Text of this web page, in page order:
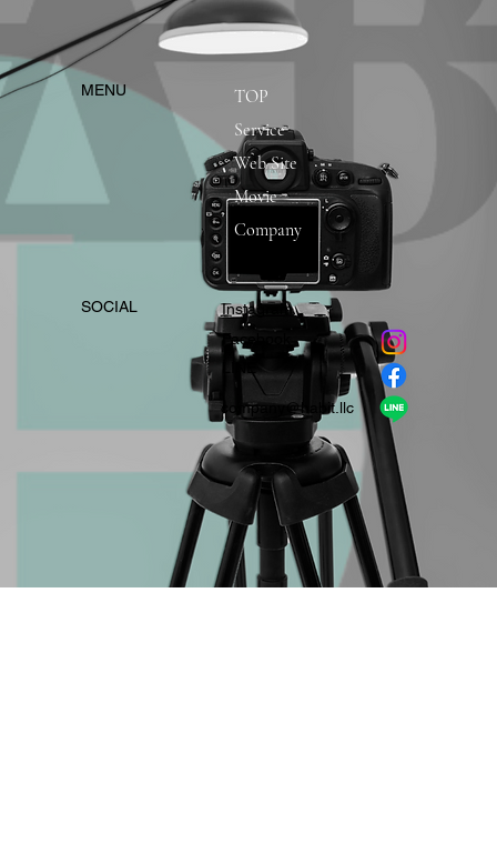
​MENU
TOP
Service
Web Site
Movie
Company
​SOCIAL
Instagram
​Facebook
company＠habit.llc